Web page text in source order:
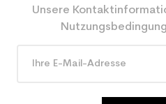
CO2-Einsparungen für
den Planeten (in kg)
Unsere